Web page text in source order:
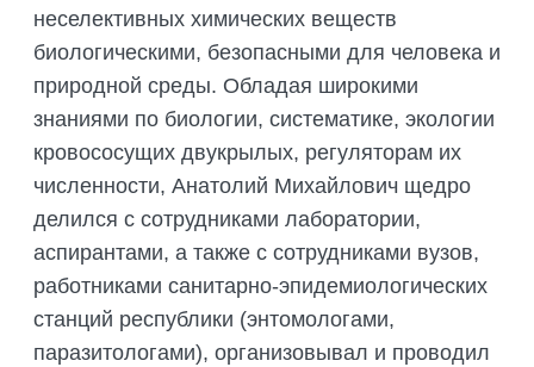
неселективных химических веществ
биологическими, безопасными для человека и
природной среды. Обладая широкими
знаниями по биологии, систематике, экологии
кровососущих двукрылых, регуляторам их
численности, Анатолий Михайлович щедро
делился с сотрудниками лаборатории,
аспирантами, а также с сотрудниками вузов,
работниками санитарно-эпидемиологических
станций республики (энтомологами,
паразитологами), организовывал и проводил